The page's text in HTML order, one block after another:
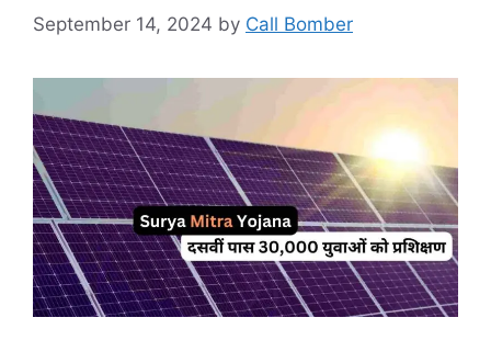
September 14, 2024 by Call Bomber